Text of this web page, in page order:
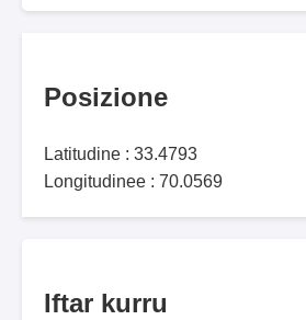
Posizione
Latitudine : 33.4793
Longitudinee : 70.0569
Iftar kurru